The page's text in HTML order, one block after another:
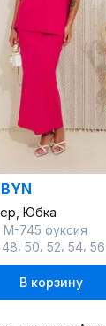
Юбка
М-745 фуксия
48 50 52 54 56
В корзину